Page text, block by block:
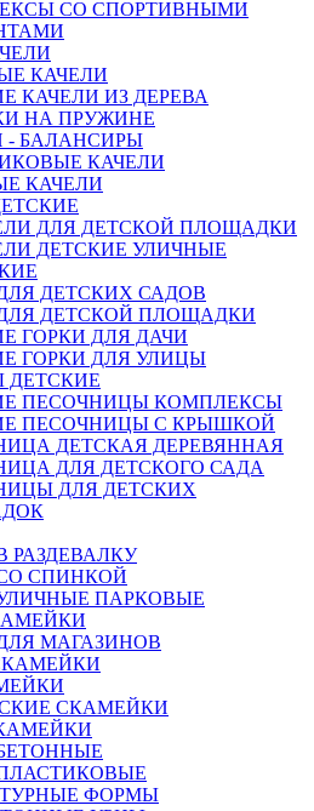
СО СПОРТИВНЫМИ
КАЧЕЛИ
КАЧЕЛИ ИЗ ДЕРЕВА
НА ПРУЖИНЕ
- БАЛАНСИРЫ
КАЧЕЛИ
КАЧЕЛИ
ДЛЯ ДЕТСКОЙ ПЛОЩАДКИ
ДЕТСКИЕ УЛИЧНЫЕ
ДЕТСКИХ САДОВ
ДЕТСКОЙ ПЛОЩАДКИ
ГОРКИ ДЛЯ ДАЧИ
ГОРКИ ДЛЯ УЛИЦЫ
ДЕТСКИЕ
ПЕСОЧНИЦЫ КОМПЛЕКСЫ
ПЕСОЧНИЦЫ С КРЫШКОЙ
ДЕТСКАЯ ДЕРЕВЯННАЯ
ДЛЯ ДЕТСКОГО САДА
ДЛЯ ДЕТСКИХ
РАЗДЕВАЛКУ
СПИНКОЙ
ПАРКОВЫЕ
МАГАЗИНОВ
СКАМЕЙКИ
ФОРМЫ